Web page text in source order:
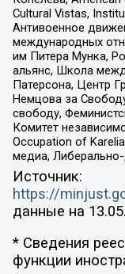
Cultural Vistas,
Антивоенное
международных
им Питера Мунка,
альянс, Школа
Патерсона, Центр
Немцова за
свободу,
Комитет
Occupation of
медиа,
Источник:
https://
данные на
* Сведения
функции